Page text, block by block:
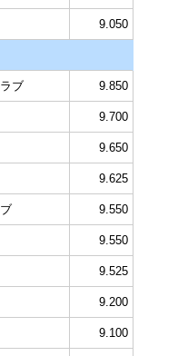
9.050
ブ 9.850
9.700
9.650
9.625
9.550
9.550
9.525
9.200
9.100